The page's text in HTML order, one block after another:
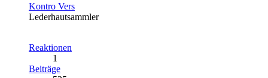
Kontro Vers
Lederhautsammler
Reaktionen
1
Beiträge